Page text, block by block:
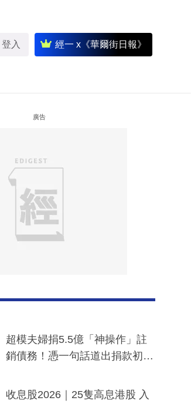
登入 經一 x《華爾街日報》
廣告
超模夫婦捐5.5億「神操作」註
銷債務！憑一句話道出捐款初
一度被誤當詐騙手段
收息股2026｜25隻高息港股 入